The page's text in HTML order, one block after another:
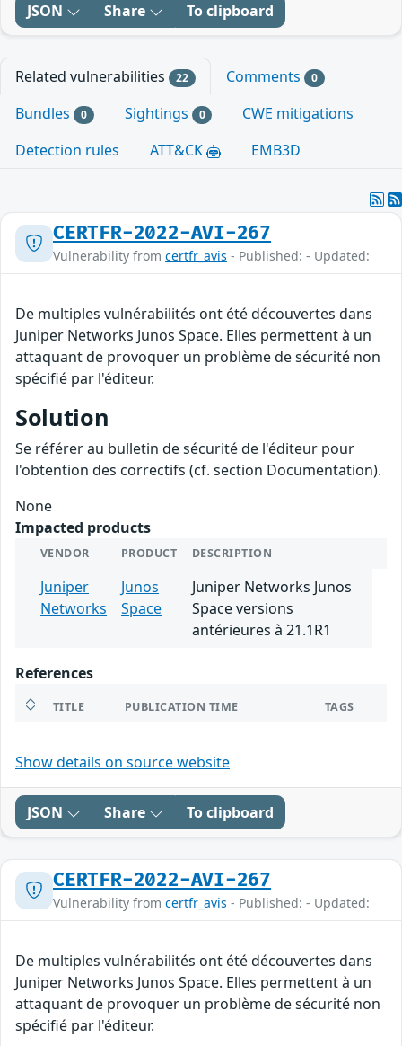
JSON Share To clipboard
Related vulnerabilities 22 Comments 0
Bundles 0 Sightings 0
CWE mitigations
Detection rules
ATT&CK EMB3D
CERTFR-2022-AVI-267
Vulnerability from certfr_avis - Published: - Updated:
De multiples vulnérabilités ont été découvertes dans
Juniper Networks Junos Space. Elles permettent à un
attaquant de provoquer un problème de sécurité non
spécifié par l'éditeur.
Solution
Se référer au bulletin de sécurité de l'éditeur pour
l'obtention des correctifs (cf. section Documentation).
None
Impacted products
VENDOR PRODUCT DESCRIPTION
Juniper
Networks
Junos
Space
Juniper Networks Junos
Space versions
antérieures à 21.1R1
References
TITLE PUBLICATION TIME TAGS
Show details on source website
JSON Share To clipboard
CERTFR-2022-AVI-267
Vulnerability from certfr_avis - Published: - Updated:
De multiples vulnérabilités ont été découvertes dans
Juniper Networks Junos Space. Elles permettent à un
attaquant de provoquer un problème de sécurité non
spécifié par l'éditeur.